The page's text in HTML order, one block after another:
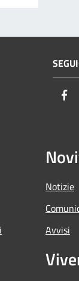
Notizie
Avvisi